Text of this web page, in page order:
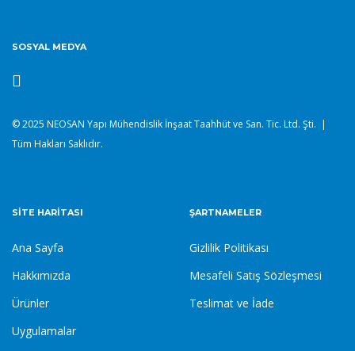
SOSYAL MEDYA
© 2025 NEOSAN Yapı Mühendislik İnşaat Taahhüt ve San. Tic. Ltd. Şti. |
Tüm Hakları Saklıdır.
SITE HARITASI
Ana Sayfa
Hakkımızda
Ürünler
Uygulamalar
ŞARTNAMELER
Gizlilik Politikası
Mesafeli Satış Sözleşmesi
Teslimat ve İade